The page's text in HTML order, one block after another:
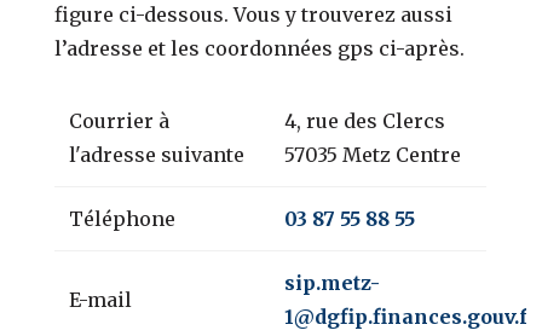
figure ci-dessous. Vous y trouverez aussi
l’adresse et les coordonnées gps ci-après.
Courrier à
l'adresse suivante
4, rue des Clercs
57035 Metz Centre
Téléphone 03 87 55 88 55
E-mail
sip.metz-
1@dgfip.finances.gouv.fr